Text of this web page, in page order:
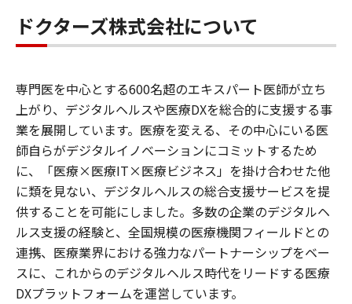
ドクターズ株式会社について
専門医を中心とする600名超のエキスパート医師が立ち
上がり、デジタルヘルスや医療DXを総合的に支援する事
業を展開しています。医療を変える、その中心にいる医
師自らがデジタルイノベーションにコミットするため
に、「医療×医療IT×医療ビジネス」を掛け合わせた他
に類を見ない、デジタルヘルスの総合支援サービスを提
供することを可能にしました。多数の企業のデジタルヘ
ルス支援の経験と、全国規模の医療機関フィールドとの
連携、医療業界における強力なパートナーシップをベー
スに、これからのデジタルヘルス時代をリードする医療
DXプラットフォームを運営しています。